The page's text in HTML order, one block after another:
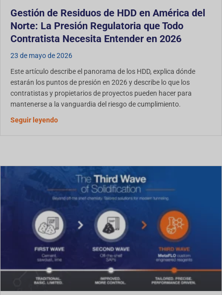
Gestión de Residuos de HDD en América del
Norte: La Presión Regulatoria que Todo
Contratista Necesita Entender en 2026
23 de mayo de 2026
Este artículo describe el panorama de los HDD, explica dónde
estarán los puntos de presión en 2026 y describe lo que los
contratistas y propietarios de proyectos pueden hacer para
mantenerse a la vanguardia del riesgo de cumplimiento.
Seguir leyendoLa gestión de residuos de HDD en América del